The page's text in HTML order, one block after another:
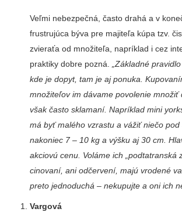
Veľmi nebezpečná, často drahá a v
frustrujúca býva pre ma­jiteľa kúpa tzv.
zvieraťa od množiteľa, na­príklad i cez
praktiky dobre pozná.
„Základné
kde je dopyt, tam je aj ponuka.
množiteľov im dávame po­volenie množiť
však často sklamaní. Na­príklad mini
má byť malého vzrastu a vážiť niečo pod
nakoniec 7 – 10 kg a výšku aj 30 cm.
ak­ciovú cenu. Voláme ich „pod­tatranská
cinovaní, ani odčervení, majú vrodené
preto jednoduchá – nekupujte a oni ich
Vargová